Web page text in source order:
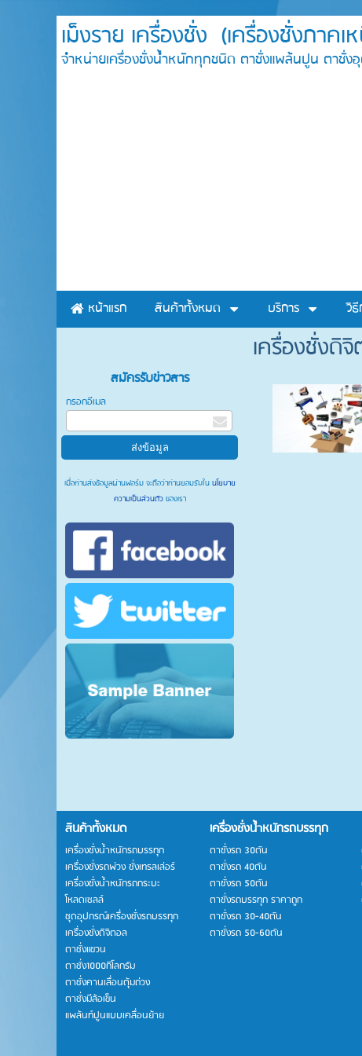
เม็งราย เครื่องชั่ง (เครื่องชั่งภา
จำหน่ายเครื่องชั่งน้ำหนักทุกชนิด ตาชั่งแพล้นปูน ตาชั่
หน้าแรก สินค้าทั้งหมด บริการ วิ
สมัครรับข่าวสาร
กรอกอีเมล
เมื่อท่านส่งข้อมูลผ่านฟอร์ม จะถือว่าท่านยอมรับในนโยบาย
ความเป็นส่วนตัวของเรา
เครื่องชั่งดิ
สินค้าทั้งหมด
เครื่องชั่งน้ำหนักรถบรรทุก
เครื่องชั่งรถพ่วง ชั่งเทรลเล่อร์
เครื่องชั่งน้ำหนักรถกระบะ
โหลดเซลล์
ชุดอุปกรณ์เครื่องชั่งรถบรรทุก
เครื่องชั่งดิจิตอล
ตาชั่งแขวน
ตาชั่ง1000กิโลกรัม
ตาชั่งคานเลื่อนตุ้มถ่วง
ตาชั่งมีล้อเข็น
แพล้นท์ปูนแบบเคลื่อนย้าย
เครื่องชั่งน้ำหนักรถบรรทุก
ตาชั่งรถ 30ตัน
ตาชั่งรถ 40ตัน
ตาชั่งรถ 50ตัน
ตาชั่งรถบรรทุก ราคาถูก
ตาชั่งรถ 30-40ตัน
ตาชั่งรถ 50-60ตัน